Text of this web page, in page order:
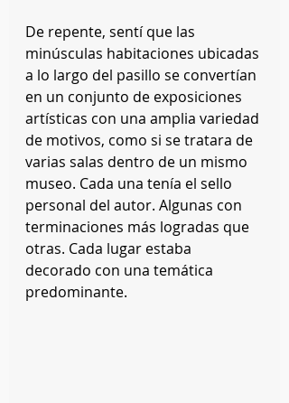
De repente, sentí que las
minúsculas habitaciones ubicadas
a lo largo del pasillo se convertían
en un conjunto de exposiciones
artísticas con una amplia variedad
de motivos, como si se tratara de
varias salas dentro de un mismo
museo. Cada una tenía el sello
personal del autor. Algunas con
terminaciones más logradas que
otras. Cada lugar estaba
decorado con una temática
predominante.